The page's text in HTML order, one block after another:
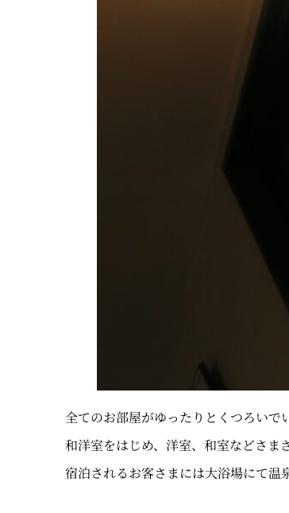
全てのお部屋がゆったりとくつろいで
和洋室をはじめ、洋室、和室などさま
宿泊されるお客さまには大浴場にて温